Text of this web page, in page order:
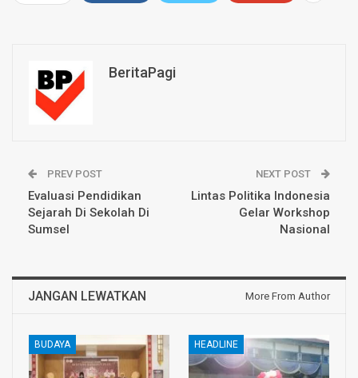
BeritaPagi
PREV POST
Evaluasi Pendidikan
Sejarah Di Sekolah Di
Sumsel
NEXT POST
Lintas Politika Indonesia
Gelar Workshop
Nasional
JANGAN LEWATKAN More From Author
BUDAYA HEADLINE